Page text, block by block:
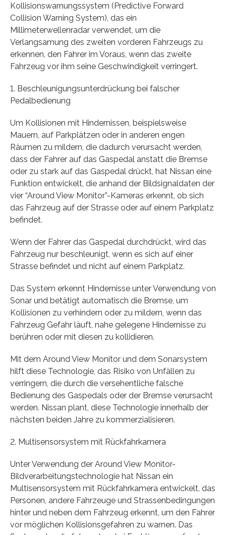
Kollisionswarnungssystem (Predictive Forward
Collision Warning System), das ein
Millimeterwellenradar verwendet, um die
Verlangsamung des zweiten vorderen Fahrzeugs zu
erkennen, den Fahrer im Voraus, wenn das zweite
Fahrzeug vor ihm seine Geschwindigkeit verringert.
1. Beschleunigungsunterdrückung bei falscher
Pedalbedienung
Um Kollisionen mit Hindernissen, beispielsweise
Mauern, auf Parkplätzen oder in anderen engen
Räumen zu mildern, die dadurch verursacht werden,
dass der Fahrer auf das Gaspedal anstatt die Bremse
oder zu stark auf das Gaspedal drückt, hat Nissan eine
Funktion entwickelt, die anhand der Bildsignaldaten der
vier “Around View Monitor”-Kameras erkennt, ob sich
das Fahrzeug auf der Strasse oder auf einem Parkplatz
befindet.
Wenn der Fahrer das Gaspedal durchdrückt, wird das
Fahrzeug nur beschleunigt, wenn es sich auf einer
Strasse befindet und nicht auf einem Parkplatz.
Das System erkennt Hindernisse unter Verwendung von
Sonar und betätigt automatisch die Bremse, um
Kollisionen zu verhindern oder zu mildern, wenn das
Fahrzeug Gefahr läuft, nahe gelegene Hindernisse zu
berühren oder mit diesen zu kollidieren.
Mit dem Around View Monitor und dem Sonarsystem
hilft diese Technologie, das Risiko von Unfällen zu
verringern, die durch die versehentliche falsche
Bedienung des Gaspedals oder der Bremse verursacht
werden. Nissan plant, diese Technologie innerhalb der
nächsten beiden Jahre zu kommerzialisieren.
2. Multisensorsystem mit Rückfahrkamera
Unter Verwendung der Around View Monitor-
Bildverarbeitungstechnologie hat Nissan ein
Multisensorsystem mit Rückfahrkamera entwickelt, das
Personen, andere Fahrzeuge und Strassenbedingungen
hinter und neben dem Fahrzeug erkennt, um den Fahrer
vor möglichen Kollisionsgefahren zu warnen. Das